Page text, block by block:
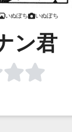
いぬぽち いぬぽち
ン君